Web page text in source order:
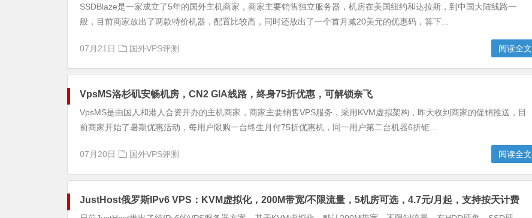
SSDBlaze是一家成立了5年的国外主机商家，商家主要销售独立服务器，机房在美国纽约和达拉斯，到中国大陆线路一
般，目前商家放出了两款特价机器，配置比较高，同时还放出了一个首月减20美元的优惠码，算下...
07月21日 国外VPS评测 阅读全文
VpsMS洛杉矶安畅机房，CN2 GIA线路，终身75折优惠，可解锁奈飞
VpsMS是由国人和港人合资开办的主机商家，商家主要销售VPS服务，采用KVM虚拟架构，昨天收到商家的促销推送，目
前商家开始了暑期优惠活动，每用户限购一台终生月付75折优惠机，同一用户第二台机器6折钜...
07月20日 国外VPS评测 阅读全文
JustHost俄罗斯IPv6 VPS：KVM虚拟化，200M带宽/不限流量，5机房可选，4.7元/月起，支持按天计费